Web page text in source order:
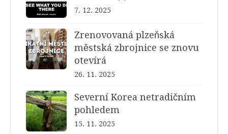
7. 12. 2025
Zrenovovaná plzeňská
městská zbrojnice se znovu
otevírá
26. 11. 2025
Severní Korea netradičním
pohledem
15. 11. 2025